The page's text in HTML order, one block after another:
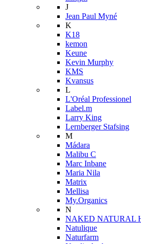
J
Jean Paul Myné
K
K18
kemon
Keune
Kevin Murphy
KMS
Kvansus
L
L'Oréal Professionel
Label.m
Larry King
Lernberger Stafsing
M
Mádara
Malibu C
Marc Inbane
Maria Nila
Matrix
Mellisa
My.Organics
N
NAKED NATURAL
Natulique
Naturfarm